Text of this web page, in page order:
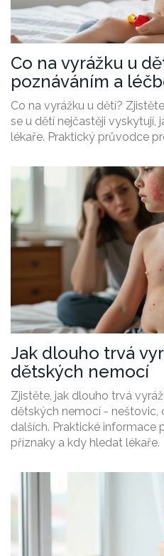
Co na vyrážku u
poznáváním a
vyrážek u dětí
Co na vyrážku u dětí?
se u dětí nejčastěji vyskytují,
lékaře. Praktický průvodce
Jak dlouho trvá
dětských nemocí
Zjistěte, jak dlouho trvá
dětských nemocí - neštovic,
dalších. Praktické informace
příznaky a kdy hledat lékaře.